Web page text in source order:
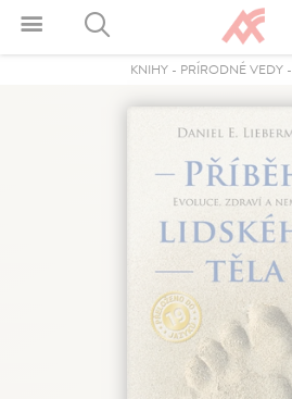
KNIHY- PRÍRODNÉ VEDY-